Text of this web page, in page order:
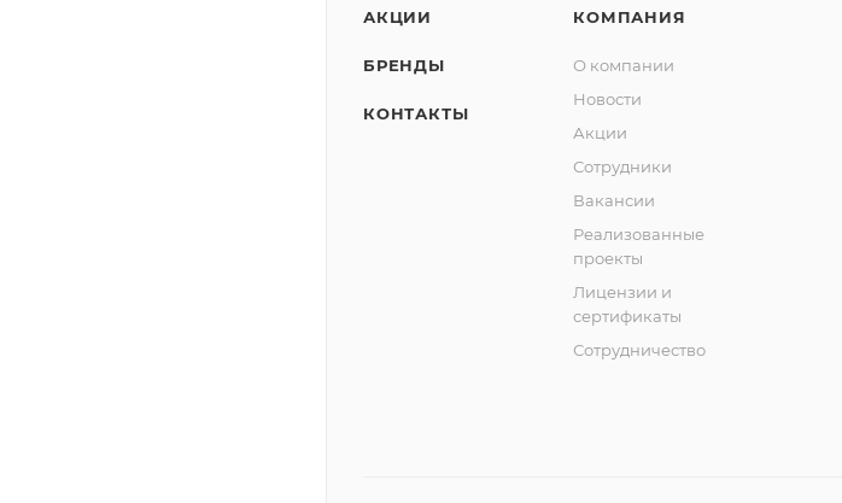
АКЦИИ
БРЕНДЫ
КОНТАКТЫ
КОМПАНИЯ
О компании
Новости
Акции
Сотрудники
Вакансии
Реализованные
проекты
Лицензии и
сертификаты
Сотрудничество